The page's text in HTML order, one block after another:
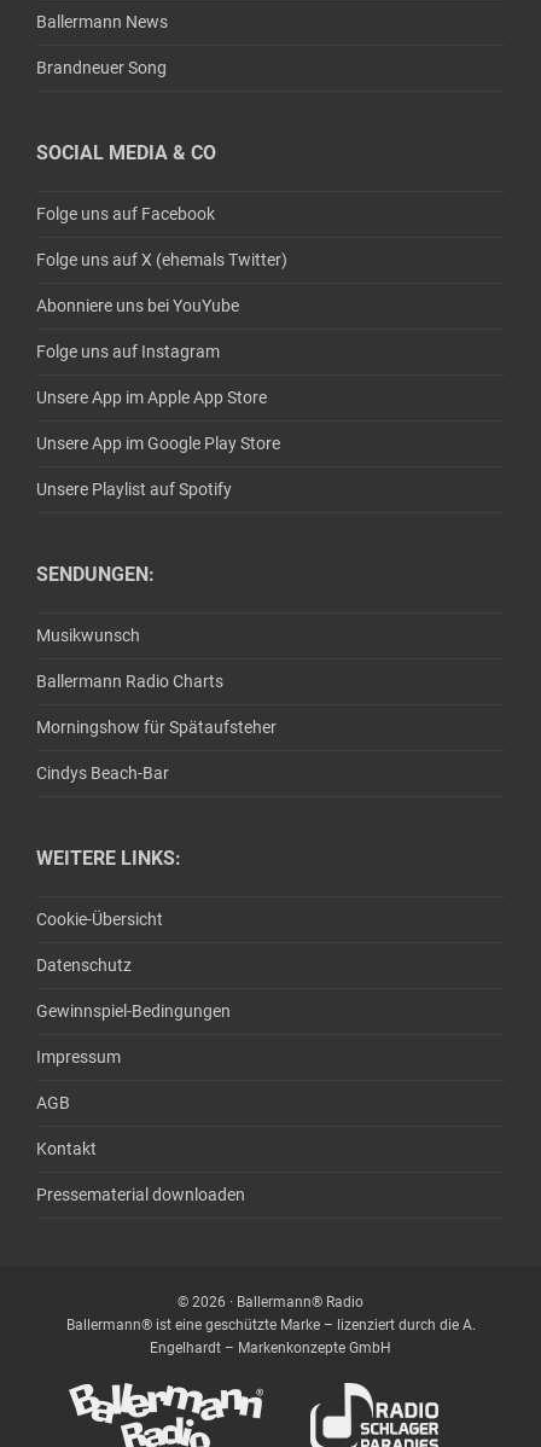
Ballermann News
Brandneuer Song
SOCIAL MEDIA & CO
Folge uns auf Facebook
Folge uns auf X (ehemals Twitter)
Abonniere uns bei YouYube
Folge uns auf Instagram
Unsere App im Apple App Store
Unsere App im Google Play Store
Unsere Playlist auf Spotify
SENDUNGEN:
Musikwunsch
Ballermann Radio Charts
Morningshow für Spätaufsteher
Cindys Beach-Bar
WEITERE LINKS:
Cookie-Übersicht
Datenschutz
Gewinnspiel-Bedingungen
Impressum
AGB
Kontakt
Pressematerial downloaden
© 2026 · Ballermann® Radio
Ballermann® ist eine geschützte Marke – lizenziert durch die A.
Engelhardt – Markenkonzepte GmbH